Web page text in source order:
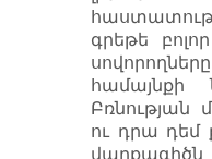
գրեթե
համայնքի
Բռնության
ու դրա դեմ